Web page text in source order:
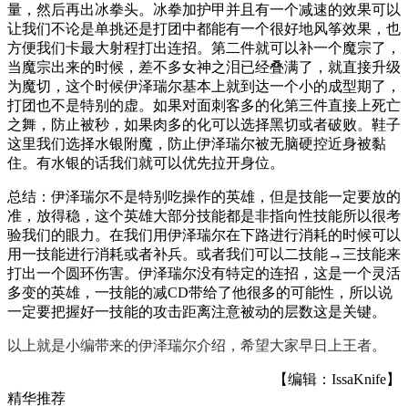
量，然后再出冰拳头。冰拳加护甲并且有一个减速的效果可以
让我们不论是单挑还是打团中都能有一个很好地风筝效果，也
方便我们卡最大射程打出连招。第二件就可以补一个魔宗了，
当魔宗出来的时候，差不多女神之泪已经叠满了，就直接升级
为魔切，这个时候伊泽瑞尔基本上就到达一个小的成型期了，
打团也不是特别的虚。如果对面刺客多的化第三件直接上死亡
之舞，防止被秒，如果肉多的化可以选择黑切或者破败。鞋子
这里我们选择水银附魔，防止伊泽瑞尔被无脑硬控近身被黏
住。有水银的话我们就可以优先拉开身位。
总结：伊泽瑞尔不是特别吃操作的英雄，但是技能一定要放的
准，放得稳，这个英雄大部分技能都是非指向性技能所以很考
验我们的眼力。在我们用伊泽瑞尔在下路进行消耗的时候可以
用一技能进行消耗或者补兵。或者我们可以二技能→三技能来
打出一个圆环伤害。伊泽瑞尔没有特定的连招，这是一个灵活
多变的英雄，一技能的减CD带给了他很多的可能性，所以说
一定要把握好一技能的攻击距离注意被动的层数这是关键。
以上就是小编带来的伊泽瑞尔介绍，希望大家早日上王者。
【编辑：IssaKnife】
精华推荐